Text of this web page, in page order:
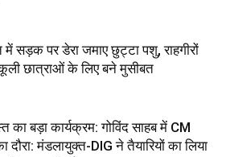
में सड़क पर डेरा जमाए छुट्टा पशु, राहगीरों
छात्राओं के लिए बने मुसीबत
का बड़ा कार्यक्रम: गोविंद साहब में CM
दौरा: मंडलायुक्त-DIG ने तैयारियों का लिया